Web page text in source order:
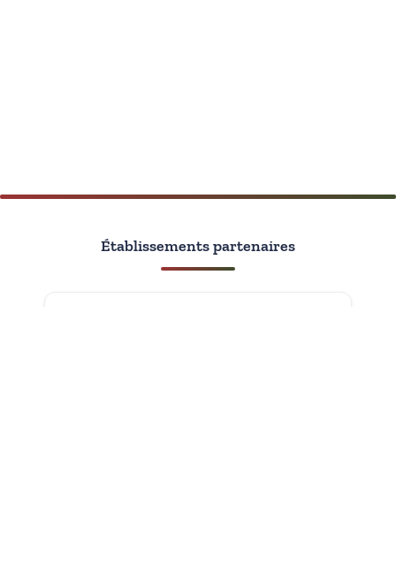
Établissements partenaires